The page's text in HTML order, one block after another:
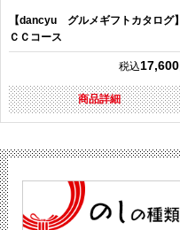
【dancyu グルメギフトカタログ】
ＣＣコース
税込17,600
商品詳細